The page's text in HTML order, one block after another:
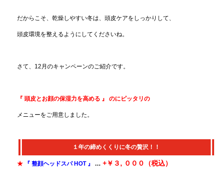
だからこそ、乾燥しやすい冬は、頭皮ケアをしっかりして、
頭皮環境を整えるようにしてくださいね。
さて、12月のキャンペーンのご紹介です。
『 頭皮とお顔の保湿力を高める 』 のにピッタリの
メニューをご用意しました。
１年の締めくくりに冬の贅沢！！
★ 『 整顔ヘッドスパ HOT 』 … +￥３, ０００（税込）